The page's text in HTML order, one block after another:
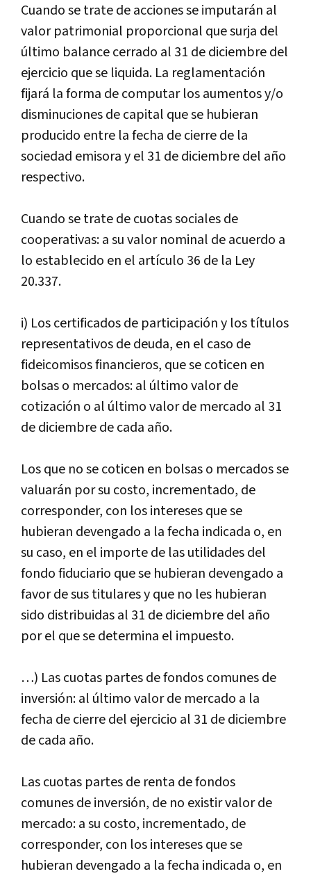
Cuando se trate de acciones se imputarán al
valor patrimonial proporcional que surja del
último balance cerrado al 31 de diciembre del
ejercicio que se liquida. La reglamentación
fijará la forma de computar los aumentos y/o
disminuciones de capital que se hubieran
producido entre la fecha de cierre de la
sociedad emisora y el 31 de diciembre del año
respectivo.
Cuando se trate de cuotas sociales de
cooperativas: a su valor nominal de acuerdo a
lo establecido en el artículo 36 de la Ley
20.337.
i) Los certificados de participación y los títulos
representativos de deuda, en el caso de
fideicomisos financieros, que se coticen en
bolsas o mercados: al último valor de
cotización o al último valor de mercado al 31
de diciembre de cada año.
Los que no se coticen en bolsas o mercados se
valuarán por su costo, incrementado, de
corresponder, con los intereses que se
hubieran devengado a la fecha indicada o, en
su caso, en el importe de las utilidades del
fondo fiduciario que se hubieran devengado a
favor de sus titulares y que no les hubieran
sido distribuidas al 31 de diciembre del año
por el que se determina el impuesto.
…) Las cuotas partes de fondos comunes de
inversión: al último valor de mercado a la
fecha de cierre del ejercicio al 31 de diciembre
de cada año.
Las cuotas partes de renta de fondos
comunes de inversión, de no existir valor de
mercado: a su costo, incrementado, de
corresponder, con los intereses que se
hubieran devengado a la fecha indicada o, en